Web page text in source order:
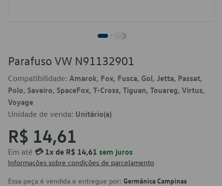
Parafuso VW N91132901
Compatibilidade: Amarok, Fox, Fusca, Gol, Jetta, Passat,
Polo, Saveiro, SpaceFox, T-Cross, Tiguan, Touareg, Virtus,
Voyage
Unidade de venda: Unitário(a)
R$ 14,61
Em até 💳 1x de R$ 14,61 sem juros
Informações sobre condições de parcelamento
Essa peça é vendida e entregue por: Germânica Campinas